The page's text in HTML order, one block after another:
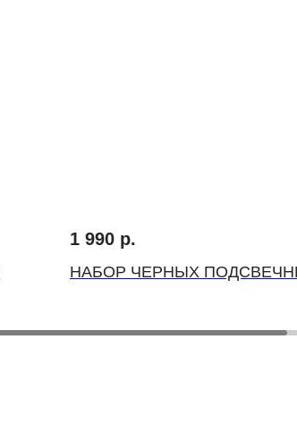
1 990 р.
НАБОР ЧЕРНЫХ